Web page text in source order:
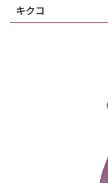
キクコ